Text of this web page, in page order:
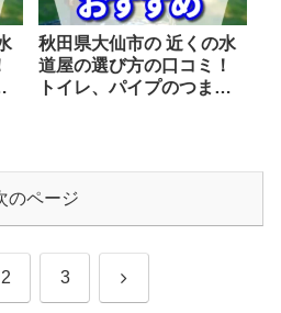
秋田県大仙市の 近くの水
道屋の選び方の口コミ！
トイレ、パイプのつま
のページ
2 3 次